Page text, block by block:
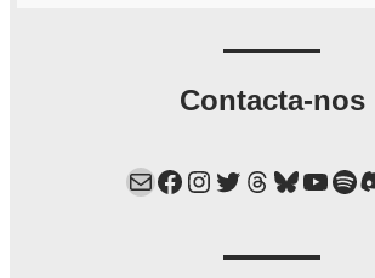
Contacta-nos
Mail Facebook Instagram Twitter Threads Bluesky YouTube Spotify Discord